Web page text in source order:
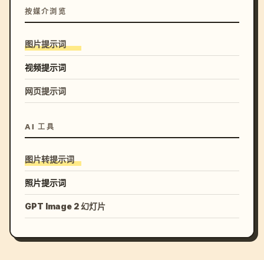
按媒介浏览
图片提示词
视频提示词
网页提示词
AI 工具
图片转提示词
照片提示词
GPT Image 2 幻灯片